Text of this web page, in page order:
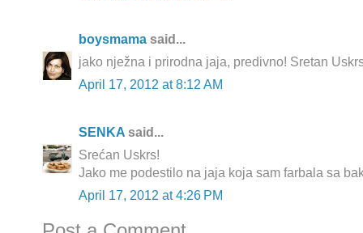
boysmama said...
jako nježna i prirodna jaja, predivno! Sretan
April 17, 2012 at 8:12 AM
SENKA said...
Srećan Uskrs!
Jako me podestilo na jaja koja sam farbala sa
April 17, 2012 at 4:26 PM